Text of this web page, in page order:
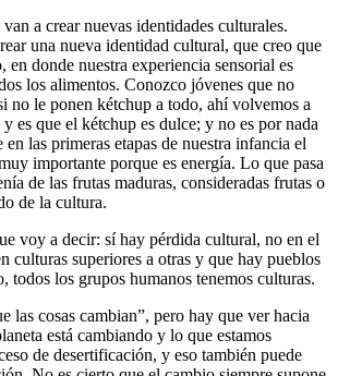
a crear nuevas identidades culturales.
una nueva identidad cultural, que creo que
en donde nuestra experiencia sensorial es
los alimentos. Conozco jóvenes que no
no le ponen kétchup a todo, ahí volvemos a
y es que el kétchup es dulce; y no es por nada
en las primeras etapas de nuestra infancia el
importante porque es energía. Lo que pasa
de las frutas maduras, consideradas frutas o
de la cultura.
voy a decir: sí hay pérdida cultural, no en el
culturas superiores a otras y que hay pueblos
todos los grupos humanos tenemos culturas.
las cosas cambian”, pero hay que ver hacia
está cambiando y lo que estamos
de desertificación, y eso también puede